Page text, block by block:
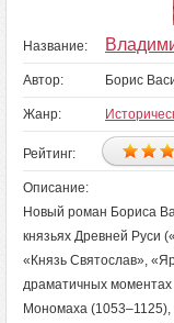
Название:
Автор: Борис
Жанр:
Рейтинг:
Описание:
Новый роман Бориса
князьях Древней Руси
«Князь Святослав»,
драматичных моментах
Мономаха (1053–1125),